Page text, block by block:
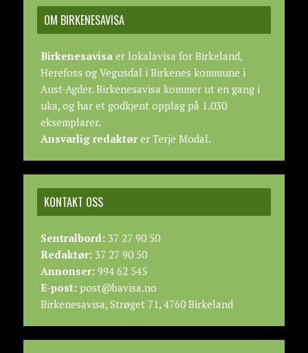
OM BIRKENESAVISA
Birkenesavisaer lokalavisa for Birkeland,
Herefoss og Vegusdal i Birkenes kommune i
Aust-Agder. Birkenesavisa kommer ut en gang i
uka, og har et godkjent opplag på 1.030
eksemplarer.
Ansvarlig redaktører Terje Modal.
KONTAKT OSS
Sentralbord:37 27 90 50
Redaktør:37 27 90 50
Annonser:994 62 545
E-post:post@bavisa.no
Birkenesavisa, Strøget 71, 4760 Birkeland